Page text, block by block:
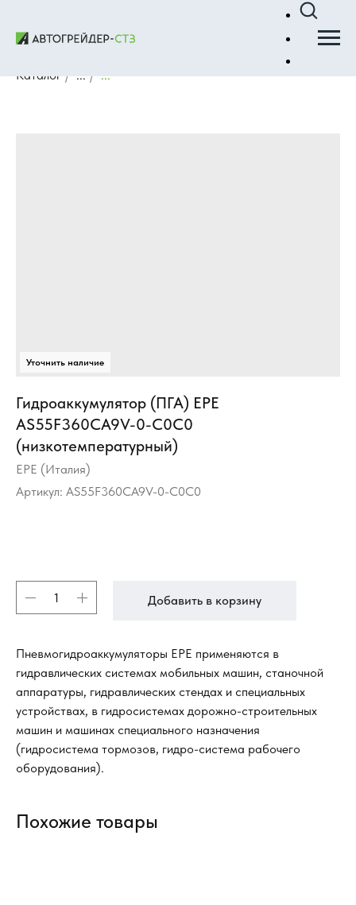
Каталог / ... / ...
Гидроаккумулятор (ПГА) EPE
AS55F360CA9V-0-C0C0
(низкотемпературный)
EPE (Италия)
Артикул: AS55F360CA9V-0-C0C0
Добавить в корзину
Пневмогидроаккумуляторы EPE применяются в
гидравлических системах мобильных машин, станочной
аппаратуры, гидравлических стендах и специальных
устройствах, в гидросистемах дорожно-строительных
машин и машинах специального назначения
(гидросистема тормозов, гидро-система рабочего
оборудования).
Похожие товары